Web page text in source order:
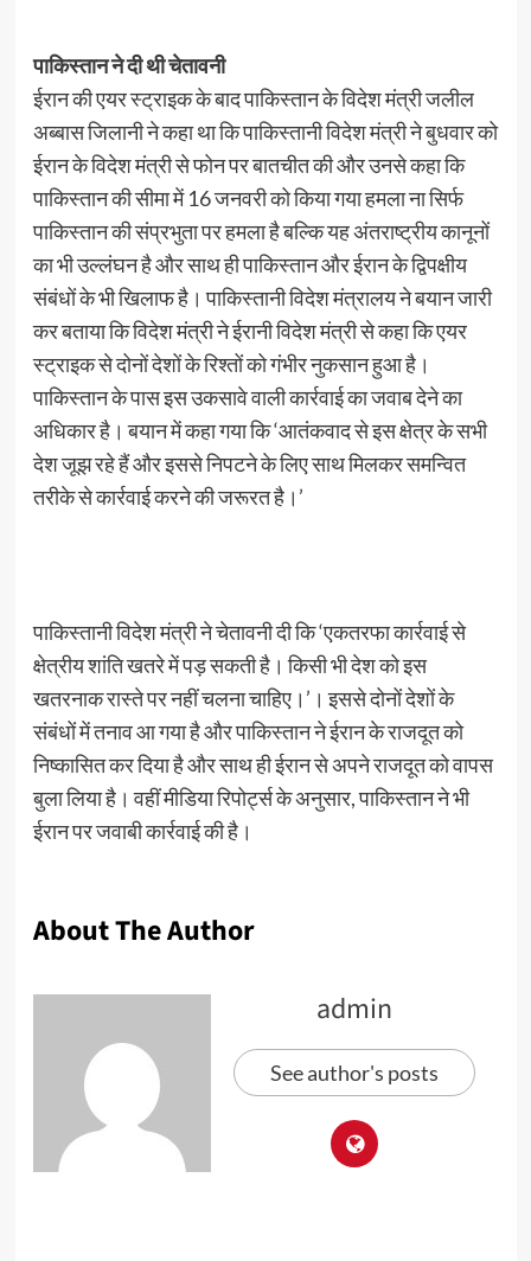
पाकिस्तान ने दी थी चेतावनी
ईरान की एयर स्ट्राइक के बाद पाकिस्तान के विदेश मंत्री जलील
अब्बास जिलानी ने कहा था कि पाकिस्तानी विदेश मंत्री ने बुधवार को
ईरान के विदेश मंत्री से फोन पर बातचीत की और उनसे कहा कि
पाकिस्तान की सीमा में 16 जनवरी को किया गया हमला ना सिर्फ
पाकिस्तान की संप्रभुता पर हमला है बल्कि यह अंतराष्ट्रीय कानूनों
का भी उल्लंघन है और साथ ही पाकिस्तान और ईरान के द्विपक्षीय
संबंधों के भी खिलाफ है। पाकिस्तानी विदेश मंत्रालय ने बयान जारी
कर बताया कि विदेश मंत्री ने ईरानी विदेश मंत्री से कहा कि एयर
स्ट्राइक से दोनों देशों के रिश्तों को गंभीर नुकसान हुआ है।
पाकिस्तान के पास इस उकसावे वाली कार्रवाई का जवाब देने का
अधिकार है। बयान में कहा गया कि ‘आतंकवाद से इस क्षेत्र के सभी
देश जूझ रहे हैं और इससे निपटने के लिए साथ मिलकर समन्वित
तरीके से कार्रवाई करने की जरूरत है।’
पाकिस्तानी विदेश मंत्री ने चेतावनी दी कि ‘एकतरफा कार्रवाई से
क्षेत्रीय शांति खतरे में पड़ सकती है। किसी भी देश को इस
खतरनाक रास्ते पर नहीं चलना चाहिए।’। इससे दोनों देशों के
संबंधों में तनाव आ गया है और पाकिस्तान ने ईरान के राजदूत को
निष्कासित कर दिया है और साथ ही ईरान से अपने राजदूत को वापस
बुला लिया है। वहीं मीडिया रिपोर्ट्स के अनुसार, पाकिस्तान ने भी
ईरान पर जवाबी कार्रवाई की है।
About The Author
admin
See author's posts